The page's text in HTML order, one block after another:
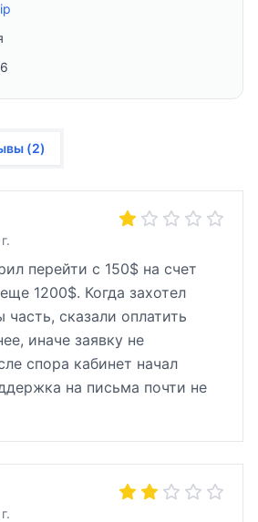
(2)
перейти с 150$ на счет
1200$. Когда захотел
сказали оплатить
иначе заявку не
спора кабинет начал
на письма почти не